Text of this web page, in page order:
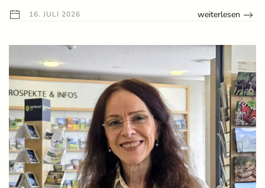
16. JULI 2026 weiterlesen